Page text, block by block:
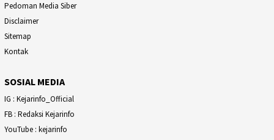
Pedoman Media Siber
Disclaimer
Sitemap
Kontak
SOSIAL MEDIA
IG : Kejarinfo_Official
FB : Redaksi Kejarinfo
YouTube : kejarinfo